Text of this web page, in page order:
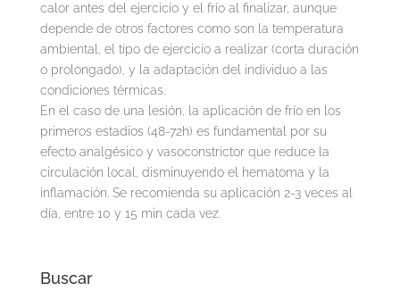
calor antes del ejercicio y el frío al finalizar, aunque
depende de otros factores como son la temperatura
ambiental, el tipo de ejercicio a realizar (corta duración
o prolongado), y la adaptación del individuo a las
condiciones térmicas.
En el caso de una lesión, la aplicación de frío en los
primeros estadios (48-72h) es fundamental por su
efecto analgésico y vasoconstrictor que reduce la
circulación local, disminuyendo el hematoma y la
inflamación. Se recomienda su aplicación 2-3 veces al
día, entre 10 y 15 min cada vez.
Buscar